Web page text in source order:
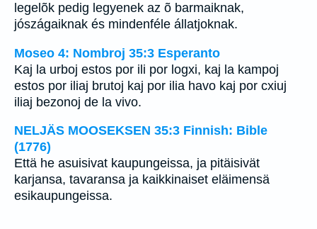
legelõk pedig legyenek az õ barmaiknak,
jószágaiknak és mindenféle állatjoknak.
Moseo 4: Nombroj 35:3 Esperanto
Kaj la urboj estos por ili por logxi, kaj la kampoj
estos por iliaj brutoj kaj por ilia havo kaj por cxiuj
iliaj bezonoj de la vivo.
NELJÄS MOOSEKSEN 35:3 Finnish: Bible
(1776)
Että he asuisivat kaupungeissa, ja pitäisivät
karjansa, tavaransa ja kaikkinaiset eläimensä
esikaupungeissa.